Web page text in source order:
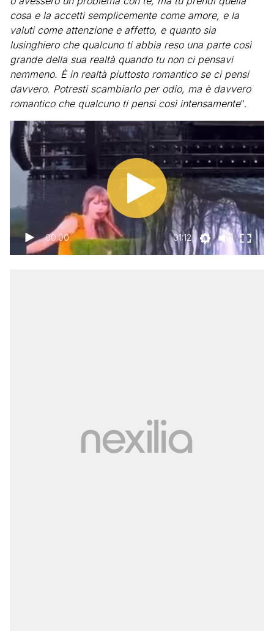
cosa e la accetti semplicemente come amore, e la
valuti come attenzione e affetto, e quanto sia
lusinghiero che qualcuno ti abbia reso una parte così
grande della sua realtà quando tu non ci pensavi
nemmeno. È in realtà piuttosto romantico se ci pensi
davvero. Potresti scambiarlo per odio, ma è davvero
romantico che qualcuno ti pensi così intensamente“.
00:00 01:12